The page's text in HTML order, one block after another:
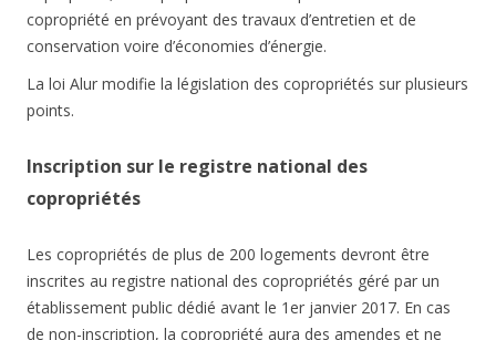
copropriété en prévoyant des travaux d’entretien et de
conservation voire d’économies d’énergie.
La loi Alur modifie la législation des copropriétés sur plusieurs
points.
Inscription sur le registre national des
copropriétés
Les copropriétés de plus de 200 logements devront être
inscrites au registre national des copropriétés géré par un
établissement public dédié avant le 1er janvier 2017. En cas
de non-inscription, la copropriété aura des amendes et ne